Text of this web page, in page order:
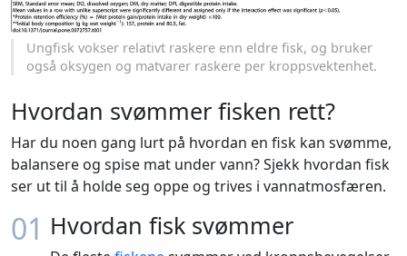
Ungfisk vokser relativt raskere enn eldre fisk, og bruker
også oksygen og matvarer raskere per kroppsvektenhet.
Hvordan svømmer fisken rett?
Har du noen gang lurt på hvordan en fisk kan svømme,
balansere og spise mat under vann? Sjekk hvordan fisk
ser ut til å holde seg oppe og trives i vannatmosfæren.
01 Hvordan fisk svømmer